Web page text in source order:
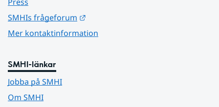
SMHIs frågeforum
Mer kontaktinformation
SMHI-länkar
Jobba på SMHI
Om SMHI